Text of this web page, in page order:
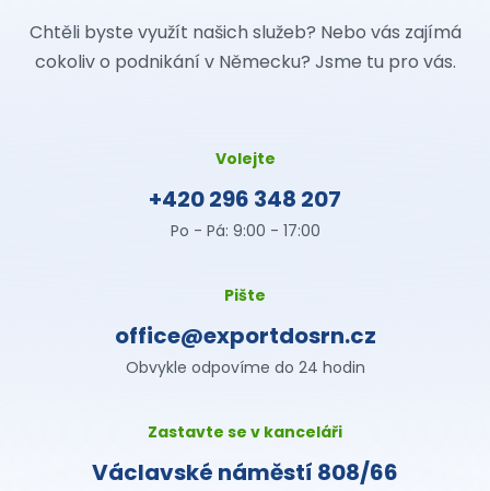
Chtěli byste využít našich služeb? Nebo vás zajímá
cokoliv o podnikání v Německu? Jsme tu pro vás.
Volejte
+420 296 348 207
Po - Pá: 9:00 - 17:00
Pište
office@exportdosrn.cz
Obvykle odpovíme do 24 hodin
Zastavte se v kanceláři
Václavské náměstí 808/66